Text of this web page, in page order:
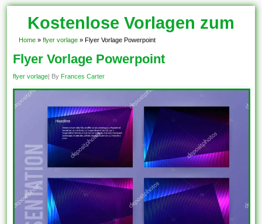
Kostenlose Vorlagen zum
Download!
Home » flyer vorlage » Flyer Vorlage Powerpoint
Flyer Vorlage Powerpoint
flyer vorlage| By Frances Carter